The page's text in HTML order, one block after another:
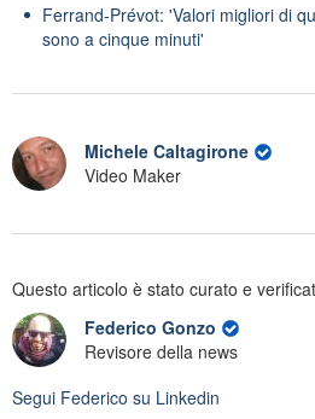
Ferrand-Prévot: 'Valori migliori di
sono a cinque minuti'
Michele Caltagirone
Video Maker
Questo articolo è stato curato e
Federico Gonzo
Revisore della news
Segui Federico su Linkedin